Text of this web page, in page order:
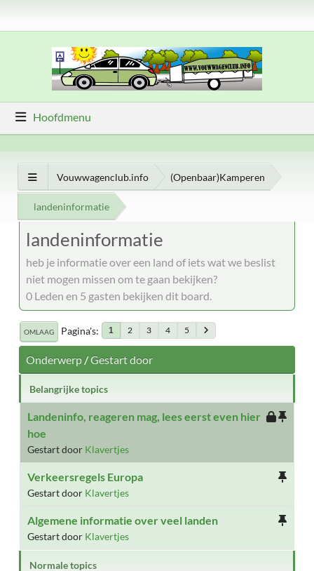
Hoofdmenu
Vouwwagenclub.info (Openbaar)Kamperen
landeninformatie
landeninformatie
heb je informatie over een land of iets wat we beslist
niet mogen missen om te gaan bekijken?
0 Leden en 5 gasten bekijken dit board.
OMLAAG Pagina's 1 2 3 4 5
Onderwerp/Gestart door
Belangrijke topics
Landeninfo, reageren mag, lees eerst even hier
hoe
Gestart door Klavertjes
Verkeersregels Europa
Gestart door Klavertjes
Algemene informatie over veel landen
Gestart door Klavertjes
Normale topics